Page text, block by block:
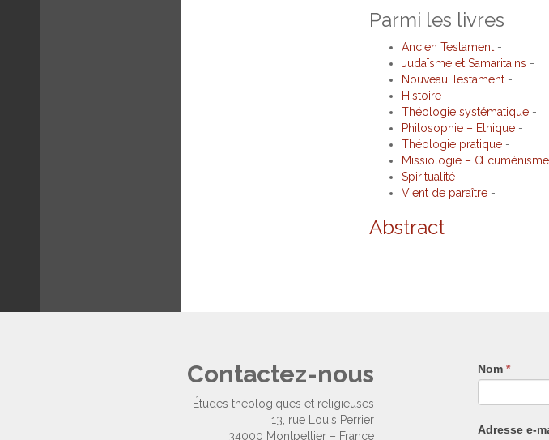
Parmi les livres
Ancien Testament-
Judaïsme et Samaritains -
Nouveau Testament-
Histoire-
Théologie systématique-
Philosophie – Ethique-
Théologie pratique-
Missiologie – Œcuménisme
Spiritualité-
Vient de paraître-
Abstract
Contactez-nous
Études théologiques et religieuses
13, rue Louis Perrier
34000 Montpellier – France
Nom *
Adresse e-
Si
vous
êtes
humain,